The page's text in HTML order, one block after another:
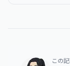
この